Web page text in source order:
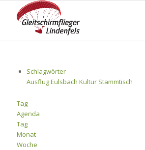
Schlagwörter
AusflugEulsbach Kultur Stammtisch
Tag
Agenda
Tag
Monat
Woche